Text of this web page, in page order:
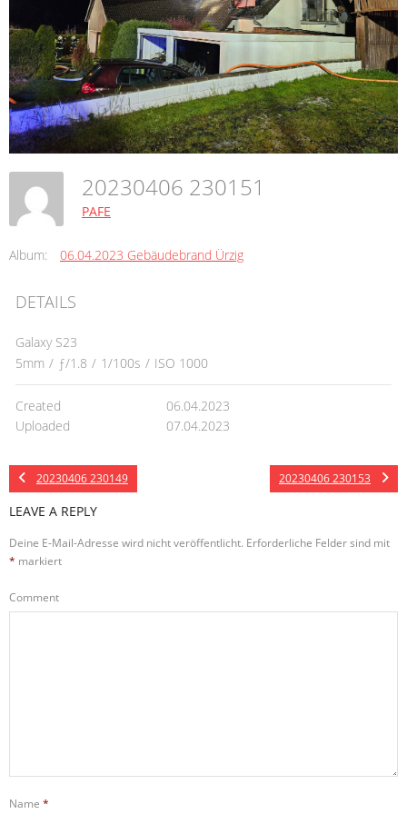
20230406 230151
PAFE
Album: 06.04.2023 Gebäudebrand Ürzig
DETAILS
Galaxy S23
5mm / ƒ/1.8 / 1/100s / ISO 1000
Created
06.04.2023
Uploaded
07.04.2023
20230406 230149 20230406 230153
LEAVE A REPLY
Deine E-Mail-Adresse wird nicht veröffentlicht. Erforderliche Felder sind mit
* markiert
Comment
Name *